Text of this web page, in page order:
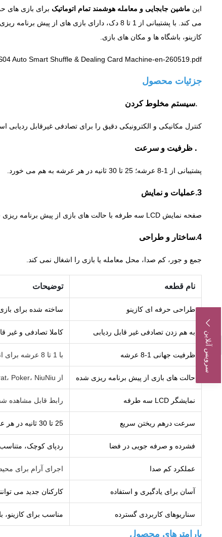
سرویس آنلاین
این ماشین جابجایی و معامله هوشمند تمام اتوماتیک برای بازی های
می کند. با پشتیبانی از 1 تا 8 دک، دارای
کازینو، باشگاه ها و مکان های بازی.
Auto Smart Shuffle & Dealing Card Machine-en-260519.pdf
جزئیات محصول
سیستم مخلوط کردن
کنترل مکانیکی و الکترونیکی دقیق را برای تصادفی غیرقابل ردیابی
پشتیبانی از 1-8 عرشه؛ 25 تا 30 ثانیه در هر عرشه به هم می خورد.
3. عملیات و نمایش
صفحه نمایش LCD سه طرفه با حالت های بازی از پیش برنامه ریزی شده برای استفاده آسان.
4. ساختار و طراحی
جمع و جور، کم صدا، محل معامله یا بازی را اشغال نمی کند.
نام قطعه توضیحات
طراحی حرفه ای کازینو ساخته شده برای بازی
به هم زدن تصادفی غیر قابل ردیابی کاملا تصادفی و غیر
ظرفیت جهانی 1-8 عرشه با 1 تا 8 عرشه برای انواع مختلف بازی کار می کند.
حالت های بازی از پیش برنامه ریزی شده از Blackjack، Baccarat، Poker، NiuNiu و موارد دیگر پشتیبانی می کند.
نمایشگر LCD سه طرفه رابط قابل مشاهده
سرعت درهم ریختن سریع 25 تا 30 ثانیه در هر عرشه برای بهبود گردش جدول.
فشرده و صرفه جویی در فضا ردپای کوچک،
عملکرد کم صدا اجرای آرام برای
آسان برای یادگیری و استفاده کارکنان جدید می
سناریوهای کاربردی گسترده مناسب برای کازینو،
پارامترهای محصول